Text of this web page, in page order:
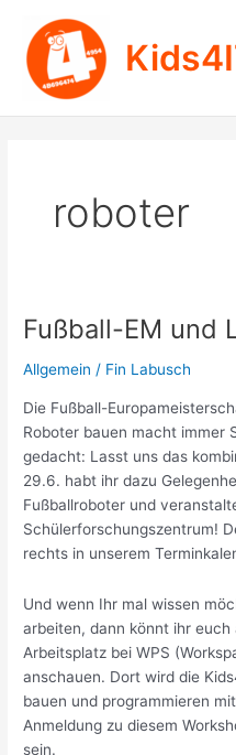
Inhalt
springen
roboter
Fußball-EM und
Allgemein / Fin Labusch
Die Fußball-
Roboter bauen macht immer
gedacht: Lasst uns das
29.6. habt ihr dazu
Fußballroboter und
Schülerforschungszentrum!
rechts in unserem
Und wenn Ihr mal wissen
arbeiten, dann könnt ihr euch
Arbeitsplatz bei WPS
anschauen. Dort wird die
bauen und programmieren
Anmeldung zu diesem
sein.